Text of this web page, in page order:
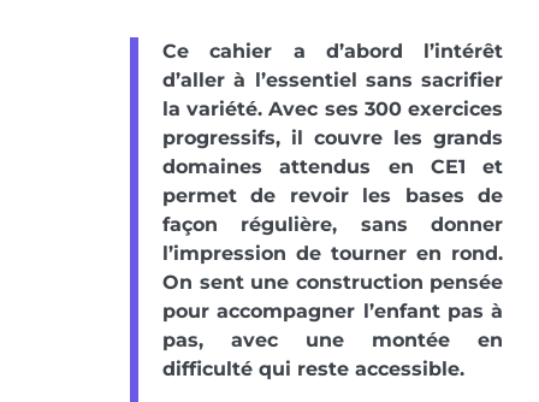
Ce cahier a d’abord l’intérêt
d’aller à l’essentiel sans sacrifier
la variété. Avec ses 300 exercices
progressifs, il couvre les grands
domaines attendus en CE1 et
permet de revoir les bases de
façon régulière, sans donner
l’impression de tourner en rond.
On sent une construction pensée
pour accompagner l’enfant pas à
pas, avec une montée en
difficulté qui reste accessible.